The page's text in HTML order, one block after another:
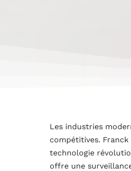
Les industries
compétitives.
technologie
offre une